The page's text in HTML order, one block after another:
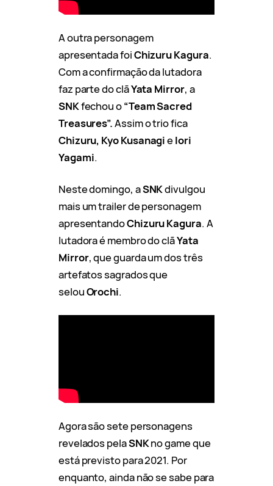
A outra personagem
apresentada foiChizuru Kagura.
Com a confirmação da lutadora
faz parte do clãYata Mirror, a
SNKfechou o“Team Sacred
Treasures”.Assim o trio fica
Chizuru, KyoKusanagieIori
Yagami.
Neste domingo, aSNKdivulgou
mais um trailer de personagem
apresentandoChizuru Kagura. A
lutadora é membro do clãYata
Mirror, que guarda um dos três
artefatos sagrados que
selouOrochi.
Agora são sete personagens
revelados pelaSNKno game que
está previsto para 2021. Por
enquanto, ainda não se sabe para